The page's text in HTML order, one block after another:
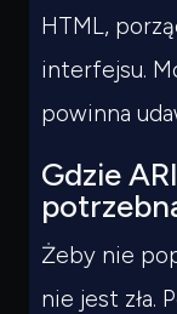
HTML,
interfejsu.
powinna
Gdzie
Żeby nie
nie jest zła.